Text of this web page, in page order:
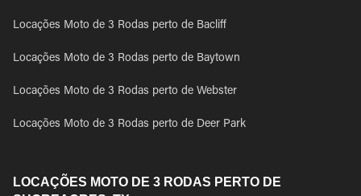
Locações Moto de 3 Rodas perto de Bacliff
Locações Moto de 3 Rodas perto de Baytown
Locações Moto de 3 Rodas perto de Webster
Locações Moto de 3 Rodas perto de Deer Park
LOCAÇÕES MOTO DE 3 RODAS PERTO DE